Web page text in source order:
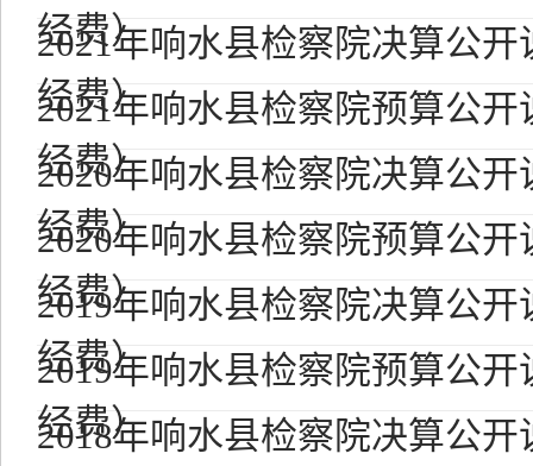
经费）
2021年响水县检察院决算公开
经费）
2021年响水县检察院预算公开
经费）
2020年响水县检察院决算公开
经费）
2020年响水县检察院预算公开
经费）
2019年响水县检察院决算公开
经费）
2019年响水县检察院预算公开
经费）
2018年响水县检察院决算公开